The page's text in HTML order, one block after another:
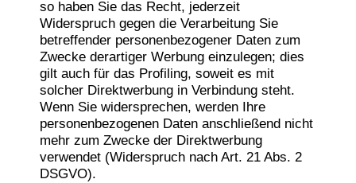
so haben Sie das Recht, jederzeit
Widerspruch gegen die Verarbeitung Sie
betreffender personenbezogener Daten zum
Zwecke derartiger Werbung einzulegen; dies
gilt auch für das Profiling, soweit es mit
solcher Direktwerbung in Verbindung steht.
Wenn Sie widersprechen, werden Ihre
personenbezogenen Daten anschließend nicht
mehr zum Zwecke der Direktwerbung
verwendet (Widerspruch nach Art. 21 Abs. 2
DSGVO).